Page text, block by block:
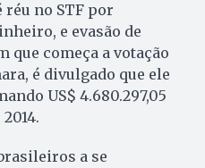
réu no STF por
e evasão de
que começa a votação
é divulgado que ele
US$ 4.680.297,05
a se